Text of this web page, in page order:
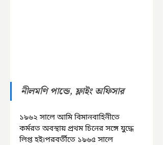
নীলমণি পান্ডে, ফ্লাইং অফিসার
১৯৬২ সালে আমি বিমানবাহিনীতে
কর্মরত অবস্থায় প্রথম চিনের সঙ্গে যুদ্ধে
লিপ্ত হই৷পরবর্তীতে ১৯৬৫ সালে